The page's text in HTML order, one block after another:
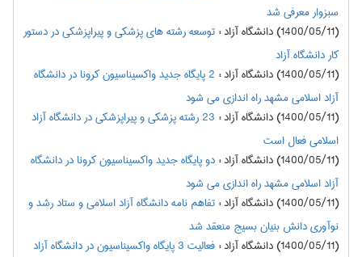
سبزوار معرفی شد
(1400/05/11) دانشگاه آزاد
:توسعه رشته های پزشکی و پیراپزشکی در دستور
کار دانشگاه آزاد
(1400/05/11) دانشگاه آزاد
:
2 پایگاه جدید واکسیناسیون کرونا در دانشگاه
آزاد اسلامی مشهد راه اندازی می شود
(1400/05/11) دانشگاه آزاد
:
23 رشته پزشکی و پیراپزشکی در دانشگاه آزاد
اسلامی فعال است
(1400/05/11) دانشگاه آزاد
:دو پایگاه جدید واکسیناسیون کرونا در دانشگاه
آزاد اسلامی مشهد راه اندازی می شود
(1400/05/11) دانشگاه آزاد
:تفاهم نامه دانشگاه آزاد اسلامی و ستاد رشد و
نوآوری دانش بنیان بسیج منعقد شد
(1400/05/11) دانشگاه آزاد
:
فعالیت 3 پایگاه واکسیناسیون در دانشگاه آزاد